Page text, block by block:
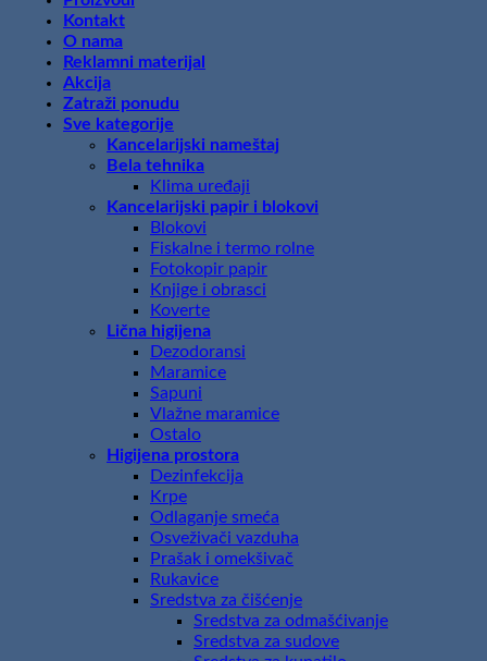
Kontakt
O nama
Reklamni materijal
Akcija
Zatraži ponudu
Sve kategorije
Kancelarijski nameštaj
Bela tehnika
Klima uređaji
Kancelarijski papir i blokovi
Blokovi
Fiskalne i termo rolne
Fotokopir papir
Knjige i obrasci
Koverte
Lična higijena
Dezodoransi
Maramice
Sapuni
Vlažne maramice
Ostalo
Higijena prostora
Dezinfekcija
Krpe
Odlaganje smeća
Osveživači vazduha
Prašak i omekšivač
Rukavice
Sredstva za čišćenje
Sredstva za odmašćivanje
Sredstva za sudove